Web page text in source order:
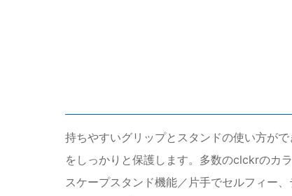
持ちやすいグリップとスタンドの使い方が
をしっかりと保護します。多数のclckrの
スケープスタンド機能／片手でセルフィー